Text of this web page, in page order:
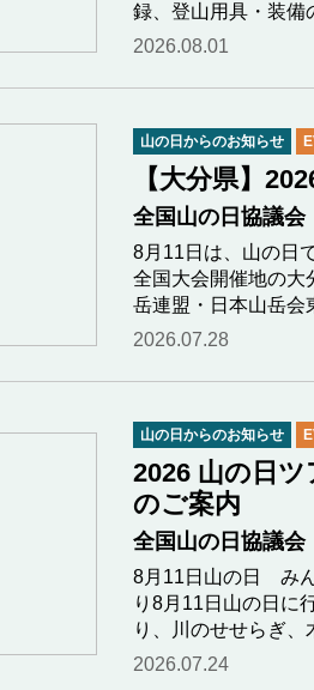
録、登山用具・装
2026.08.01
山の日からのお知らせ
【大分県】
全国山の日協議会
8月11日は、山の日
全国大会開催地の大
岳連盟・日本山岳
2026.07.28
山の日からのお知らせ
2026 山の日
のご案内
全国山の日協議会
8月11日山の日 み
り8月11日山の日に
り、川のせせらぎ
2026.07.24